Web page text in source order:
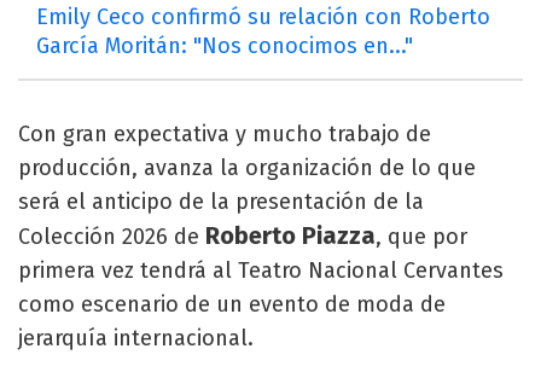
Emily Ceco confirmó su relación con Roberto
García Moritán: "Nos conocimos en..."
Con gran expectativa y mucho trabajo de
producción, avanza la organización de lo que
será el anticipo de la presentación de la
Colección 2026 de Roberto Piazza, que por
primera vez tendrá al Teatro Nacional Cervantes
como escenario de un evento de moda de
jerarquía internacional.